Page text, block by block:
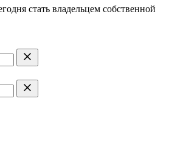
стать владельцем собственной